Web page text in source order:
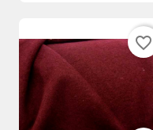
favorite_border